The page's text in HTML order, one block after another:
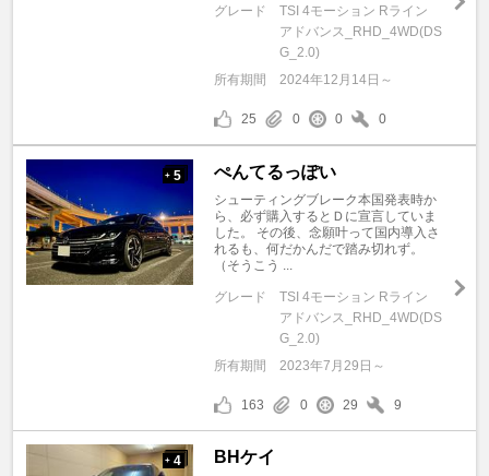
グレード
TSI 4モーション Rライン
アドバンス_RHD_4WD(DS
G_2.0)
所有期間
2024年12月14日～
25 0 0 0
+ 5 ぺんてるっぽい
シューティングブレーク本国発表時か
ら、必ず購入するとＤに宣言していま
した。 その後、念願叶って国内導入さ
れるも、何だかんだで踏み切れず。
（そうこう ...
グレード
TSI 4モーション Rライン
アドバンス_RHD_4WD(DS
G_2.0)
所有期間
2023年7月29日～
163 0 29 9
+ 4 BHケイ